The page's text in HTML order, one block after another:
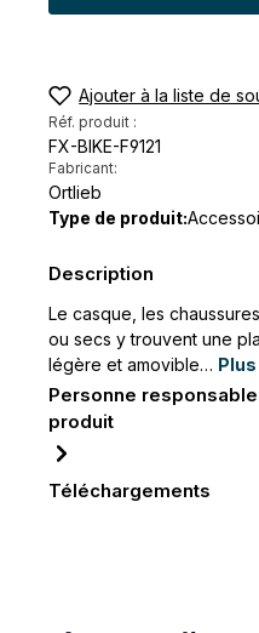
Ajouter à la liste de
Réf. produit :
FX-BIKE-F9121
Fabricant:
Ortlieb
Type de produit:
Description
Le casque, les
ou secs y trouvent une
légère et amovible… Plus
Personne
produit
Téléchargements